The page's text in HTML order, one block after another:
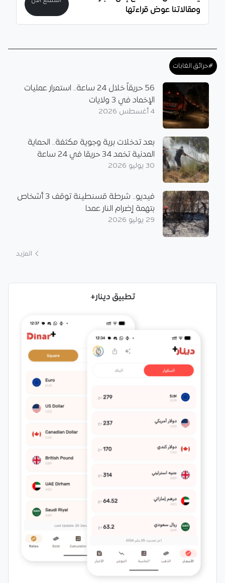
ومقالاتنا عوض قراءتها
#حرائق الغابات
56 حريقاً خلال 24 ساعة.. استمرار عمليات
الإخماد في 3 ولايات
4 أغسطس 2026
بعد تدخلات برية وجوية مكثفة.. الحماية
المدنية تخمد 34 حريقا في 24 ساعة
30 يوليو 2026
فيديو.. شرطة قسنطينة توقف 3 أشخاص
بتهمة إضرام النار عمدا
29 يوليو 2026
المزيد
تطبيق دينار+